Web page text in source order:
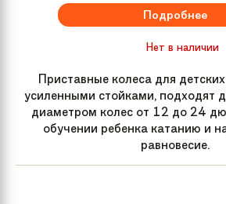
Подробнее
Нет в наличии
Приставные колеса для
усиленными стойками, подходят
диаметром колес от 12 до 24
обучении ребенка катанию и
равновесие.